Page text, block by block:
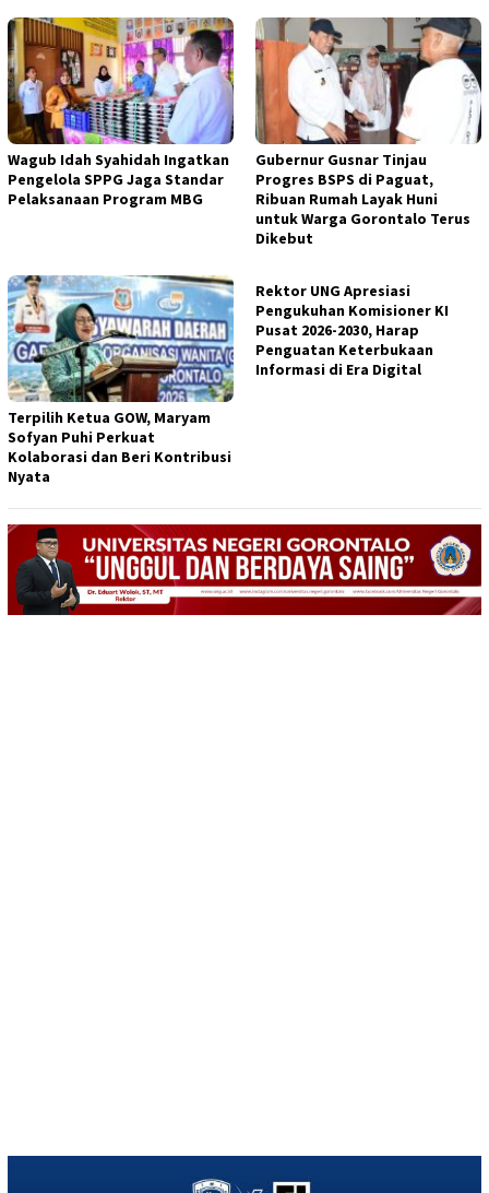
Wagub Idah Syahidah Ingatkan
Pengelola SPPG Jaga Standar
Pelaksanaan Program MBG
Gubernur Gusnar Tinjau
Progres BSPS di Paguat,
Ribuan Rumah Layak Huni
untuk Warga Gorontalo Terus
Dikebut
Terpilih Ketua GOW, Maryam
Sofyan Puhi Perkuat
Kolaborasi dan Beri Kontribusi
Nyata
Rektor UNG Apresiasi
Pengukuhan Komisioner KI
Pusat 2026-2030, Harap
Penguatan Keterbukaan
Informasi di Era Digital